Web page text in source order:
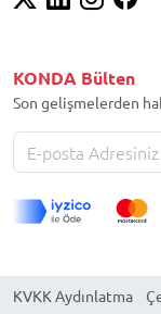
KONDA Bülten
Son gelişmelerden
KVKK Aydınlatma